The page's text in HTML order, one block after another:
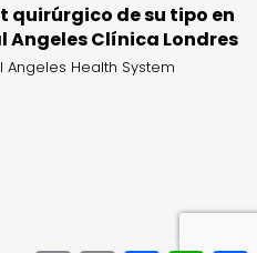
quirúrgico de su tipo en
Angeles Clínica Londres
Angeles Health System